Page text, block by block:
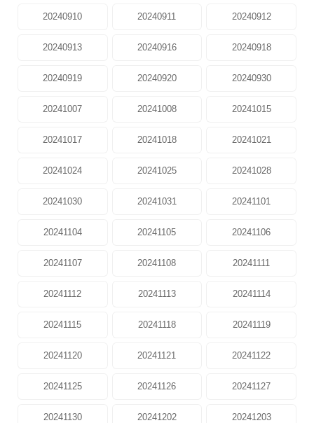
20240910 20240911 20240912
20240913 20240916 20240918
20240919 20240920 20240930
20241007 20241008 20241015
20241017 20241018 20241021
20241024 20241025 20241028
20241030 20241031 20241101
20241104 20241105 20241106
20241107 20241108 20241111
20241112 20241113 20241114
20241115 20241118 20241119
20241120 20241121 20241122
20241125 20241126 20241127
20241130 20241202 20241203